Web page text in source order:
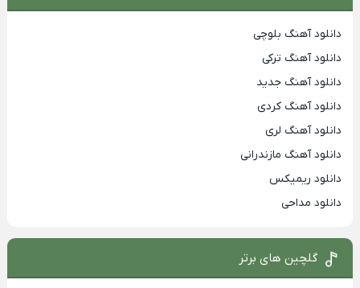
دانلود آهنگ بلوچی
دانلود آهنگ ترکی
دانلود آهنگ جدید
دانلود آهنگ کردی
دانلود آهنگ لری
دانلود آهنگ مازندرانی
دانلود ریمیکس
دانلود مداحی
گلچین های برتر